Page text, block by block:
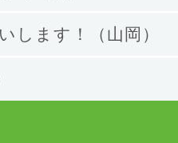
します！（山岡）